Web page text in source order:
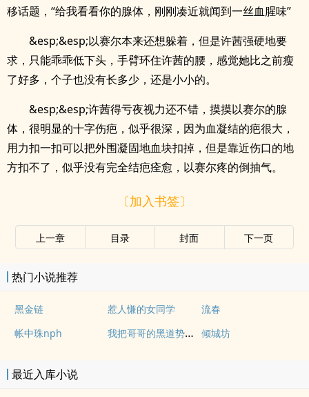
移话题，“给我看看你的腺体，刚刚凑近就闻到一丝血腥味”
&esp;&esp;以赛尔本来还想躲着，但是许茜强硬地要
求，只能乖乖低下头，手臂环住许茜的腰，感觉她比之前瘦
了好多，个子也没有长多少，还是小小的。
&esp;&esp;许茜得亏夜视力还不错，摸摸以赛尔的腺
体，很明显的十字伤疤，似乎很深，因为血凝结的疤很大，
用力扣一扣可以把外围凝固地血块扣掉，但是靠近伤口的地
方扣不了，似乎没有完全结疤痊愈，以赛尔疼的倒抽气。
〔加入书签〕
上一章 目录 封面 下一页
热门小说推荐
黑金链 惹人慊的女同学
流春
帐中珠nph
我把哥哥的黑道势力睡了 倾城坊
最近入库小说